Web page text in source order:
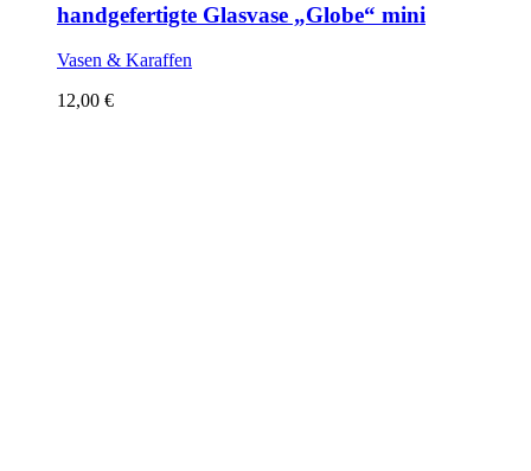
handgefertigte Glasvase „Globe“ mini
Vasen & Karaffen
12,00 €